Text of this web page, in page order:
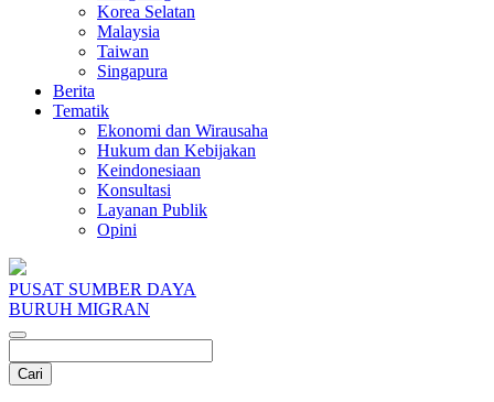
Korea Selatan
Malaysia
Taiwan
Singapura
Berita
Tematik
Ekonomi dan Wirausaha
Hukum dan Kebijakan
Keindonesiaan
Konsultasi
Layanan Publik
Opini
PUSAT SUMBER DAYA
BURUH MIGRAN